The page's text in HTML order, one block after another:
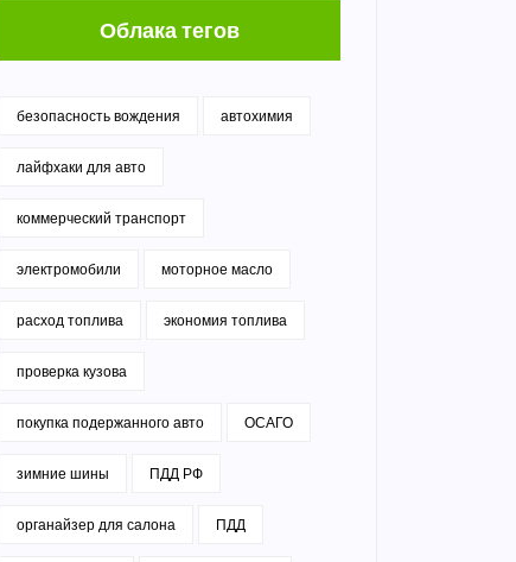
Облака тегов
безопасность вождения автохимия
лайфхаки для авто
коммерческий транспорт
электромобили моторное масло
расход топлива экономия топлива
проверка кузова
покупка подержанного авто ОСАГО
зимние шины ПДД РФ
органайзер для салона ПДД